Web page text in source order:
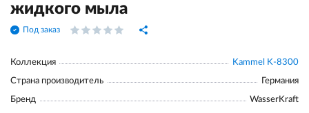
жидкого мыла
Под заказ
Коллекция Kammel K-8300
Страна производитель Германия
Бренд WasserKraft